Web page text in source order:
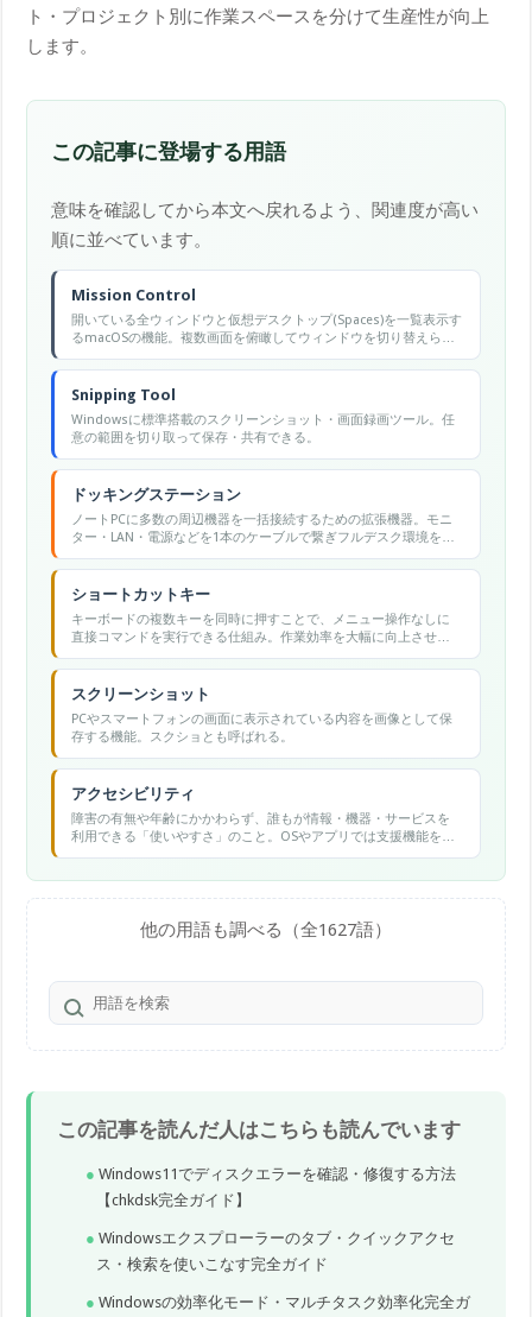
ト・プロジェクト別に作業スペースを分けて生産性が向上
します。
この記事に登場する用語
意味を確認してから本文へ戻れるよう、関連度が高い
順に並べています。
Mission Control
開いている全ウィンドウと仮想デスクトップ(Spaces)を一覧表示す
るmacOSの機能。複数画面を俯瞰してウィンドウを切り替えられ
る。
Snipping Tool
Windowsに標準搭載のスクリーンショット・画面録画ツール。任
意の範囲を切り取って保存・共有できる。
ドッキングステーション
ノートPCに多数の周辺機器を一括接続するための拡張機器。モニ
ター・LAN・電源などを1本のケーブルで繋ぎフルデスク環境を瞬
時に復元する。
ショートカットキー
キーボードの複数キーを同時に押すことで、メニュー操作なしに
直接コマンドを実行できる仕組み。作業効率を大幅に向上させ
る。
スクリーンショット
PCやスマートフォンの画面に表示されている内容を画像として保
存する機能。スクショとも呼ばれる。
アクセシビリティ
障害の有無や年齢にかかわらず、誰もが情報・機器・サービスを
利用できる「使いやすさ」のこと。OSやアプリでは支援機能をま
とめたカテゴリ名でもある。
他の用語も調べる（全1627語）
この記事を読んだ人はこちらも読んでいます
Windows11でディスクエラーを確認・修復する方法
【chkdsk完全ガイド】
Windowsエクスプローラーのタブ・クイックアクセ
ス・検索を使いこなす完全ガイド
Windowsの効率化モード・マルチタスク効率化完全ガ